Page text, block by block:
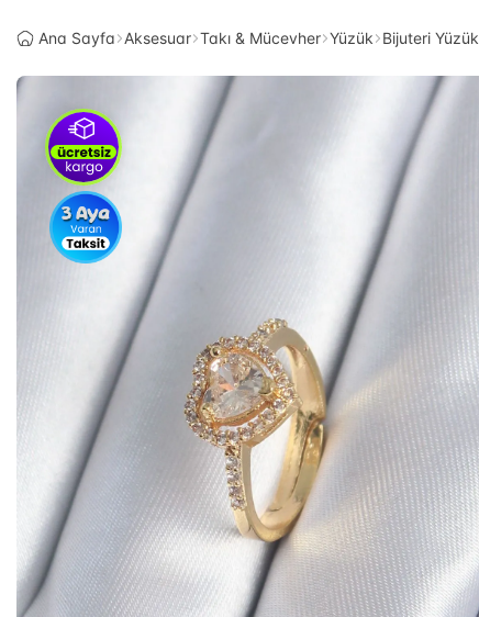
Ana Sayfa Aksesuar Takı & Mücevher Yüzük Bijuteri Yüzük